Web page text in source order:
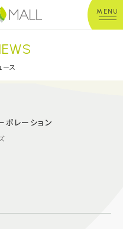
MENU
異なる
ド
ド
ース
ポレーション